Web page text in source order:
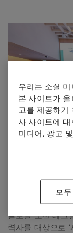
셰플러에 오신
디지털 제품
브랜드 보호
날짜와 이벤트
Soltschi
+82 2 311
은 허용
2024 셰플러
글로벌 모션 테크
력사를 대상으로
우리는 소셜
본 사이트가
고를 제공하기
사 사이트에
미디어, 광고
모